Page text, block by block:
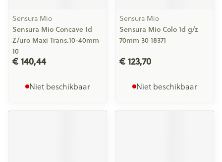
Sensura Mio
Sensura Mio Concave 1d
Z/uro Maxi Trans.10-40mm
10
€ 140,44
Niet beschikbaar
Sensura Mio
Sensura Mio Colo 1d g/z
70mm 30 18371
€ 123,70
Niet beschikbaar